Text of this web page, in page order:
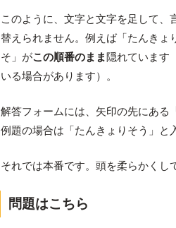
このように、文字と文字を足して
替えられません。例えば「たんきょ
そ」がこの順番のまま 隠れています
いる場合があります）。
解答フォームには、矢印の先にある
例題の場合は「たんきょりそう」と
それでは本番です。頭を柔らかくし
問題はこちら